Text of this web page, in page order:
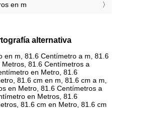
en m
alternativa
en m, 81.6 Centímetro a m, 81.6
81.6 Centímetros a
en Metro, 81.6
81.6 cm en m, 81.6 cm a m,
en Metro, 81.6 Centímetros a
en Metros, 81.6
81.6 cm en Metro, 81.6 cm